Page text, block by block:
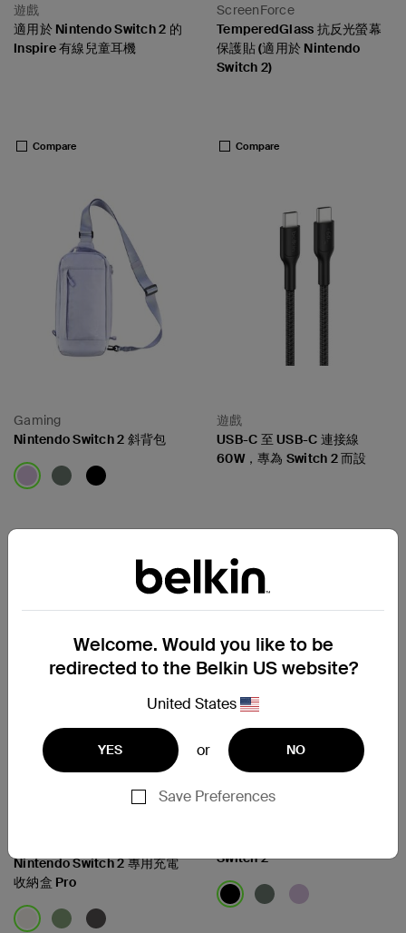
遊戲
適用於 Nintendo Switch 2 的
Inspire 有線兒童耳機
Compare
ScreenForce
TemperedGlass 抗反光螢幕
保護貼 (適用於 Nintendo
Switch 2)
Compare
Gaming
Nintendo Switch 2 斜背包
Price:
遊戲
USB-C 至 USB-C 連接線
60W，專為 Switch 2 而設
Price:
Nintendo Switch 2 專用充電
收納盒 Pro
Switch 2
Welcome. Would you like to be
redirected to the Belkin US website?
United States
YES or NO
Save Preferences